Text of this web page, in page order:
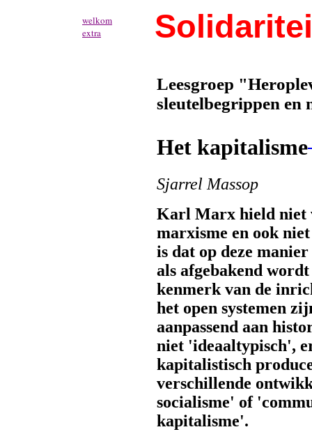
welkom
extra
Leesgroep
sleutelbegrippen en
Het kapitalisme
Sjarrel Massop
Karl Marx hield niet
marxisme en ook
is dat op deze
als afgebakend
kenmerk van de
het open systemen
aanpassend aan
niet 'ideaaltypisch',
kapitalistisch
verschillende
socialisme' of
kapitalisme'.